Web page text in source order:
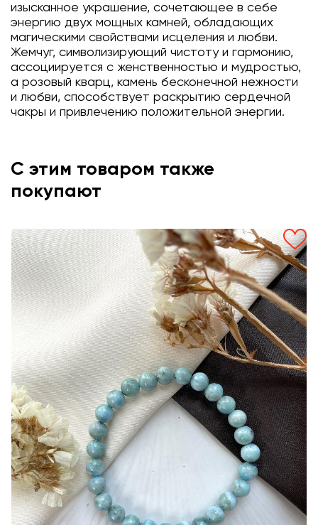
изысканное украшение, сочетающее в себе
энергию двух мощных камней, обладающих
магическими свойствами исцеления и любви.
Жемчуг, символизирующий чистоту и гармонию,
ассоциируется с женственностью и мудростью,
а розовый кварц, камень бесконечной нежности
и любви, способствует раскрытию сердечной
чакры и привлечению положительной энергии.
С этим товаром также
покупают